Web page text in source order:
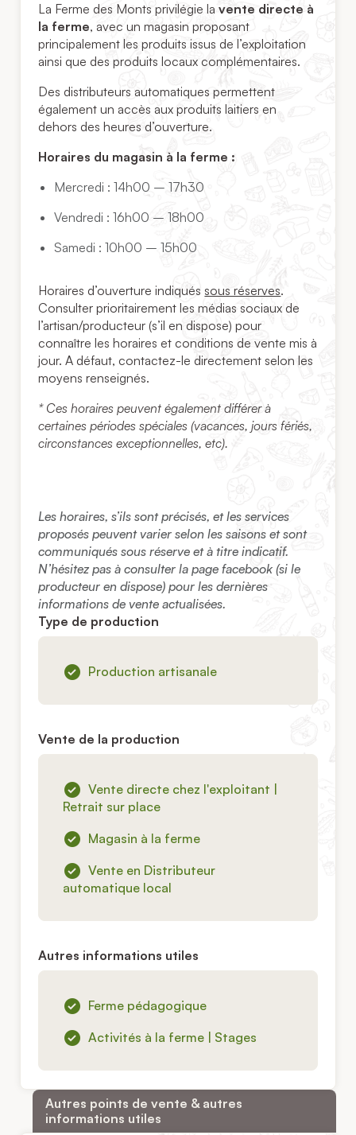
La Ferme des Monts privilégie lavente directe à
la ferme, avec un magasin proposant
principalement les produits issus de l’exploitation
ainsi que des produits locaux complémentaires.
Des distributeurs automatiques permettent
également un accès aux produits laitiers en
dehors des heures d’ouverture.
Horaires du magasin à la ferme :
Mercredi : 14h00 – 17h30
Vendredi : 16h00 – 18h00
Samedi : 10h00 – 15h00
Horaires d’ouverture indiqués sous réserves.
Consulter prioritairement les médias sociaux de
l’artisan/producteur (s’il en dispose) pour
connaître les horaires et conditions de vente mis à
jour. A défaut, contactez-le directement selon les
moyens renseignés.
* Ces horaires peuvent également différer à
certaines périodes spéciales (vacances, jours fériés,
circonstances exceptionnelles, etc).
Les horaires, s’ils sont précisés, et les services
proposés peuvent varier selon les saisons et sont
communiqués sous réserve et à titre indicatif.
N’hésitez pas à consulter la page facebook (si le
producteur en dispose) pour les dernières
informations de vente actualisées.
Type de production
Production artisanale
Vente de la production
Vente directe chez l'exploitant |
Retrait sur place
Magasin à la ferme
Vente en Distributeur
automatique local
Autres informations utiles
Ferme pédagogique
Activités à la ferme | Stages
Autres points de vente & autres
informations utiles